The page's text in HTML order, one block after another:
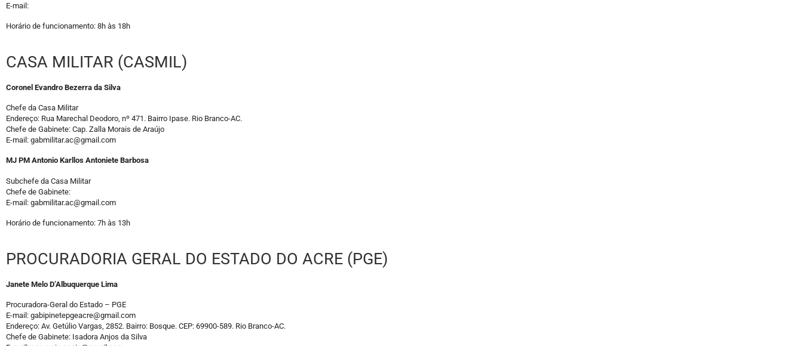
E-mail:
Horário de funcionamento: 8h às 18h
CASA MILITAR (CASMIL)
Coronel Evandro Bezerra da Silva
Chefe da Casa Militar
Endereço: Rua Marechal Deodoro, nº 471. Bairro Ipase. Rio Branco-AC.
Chefe de Gabinete: Cap. Zalla Morais de Araújo
E-mail: gabmilitar.ac@gmail.com
MJ PM Antonio Karllos Antoniete Barbosa
Subchefe da Casa Militar
Chefe de Gabinete:
E-mail: gabmilitar.ac@gmail.com
Horário de funcionamento: 7h às 13h
PROCURADORIA GERAL DO ESTADO DO ACRE (PGE)
Janete Melo D’Albuquerque Lima
Procuradora-Geral do Estado – PGE
E-mail: gabipinetepgeacre@gmail.com
Endereço: Av. Getúlio Vargas, 2852. Bairro: Bosque. CEP: 69900-589. Rio Branco-AC.
Chefe de Gabinete: Isadora Anjos da Silva